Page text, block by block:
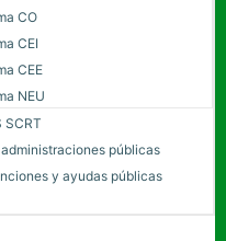
CO
CEI
CEE
NEU
SCRT
públicas
y ayudas públicas